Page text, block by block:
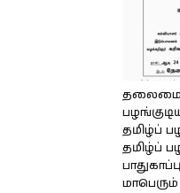
தலைமை
தமிழ்ப்
தமிழ்ப்